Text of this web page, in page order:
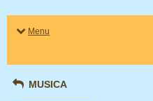
Menu
MUSICA